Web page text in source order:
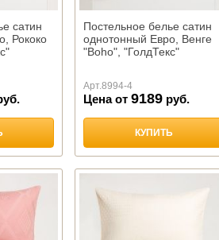
сатин
Рококо
Постельное белье сатин
однотонный Евро, Венге
"Boho", "ГолдТекс"
Арт.8994-4
Цена от9189 руб.
КУПИТЬ